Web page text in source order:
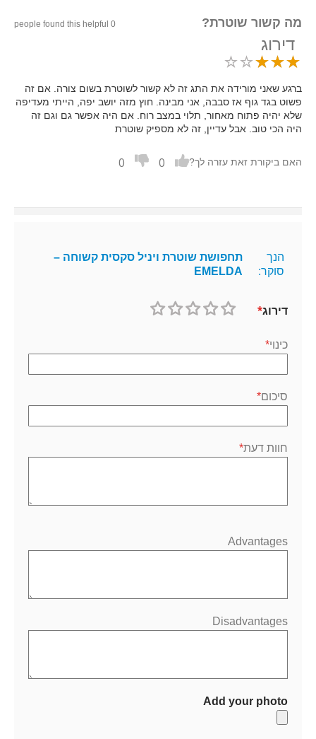
מה קשור שוטרת? 0 people found this helpful
דירוג
ברגע שאני מורידה את התג זה לא קשור לשוטרת בשום צורה. אם זה
פשוט בגד גוף אז סבבה, אני מבינה. חוץ מזה יושב יפה, הייתי מעדיפה
שלא יהיה פתוח מאחור, תלוי במצב רוח. אם היה אפשר גם וגם זה
היה הכי טוב. אבל עדיין, זה לא מספיק שוטרת
האם ביקורת זאת עזרה לך? 0
0
הנך
סוקר:
תחפושת שוטרת ויניל סקסית קשוחה –
EMELDA
דירוג
כינוי
סיכום
חוות דעת
Advantages
Disadvantages
Add your photo